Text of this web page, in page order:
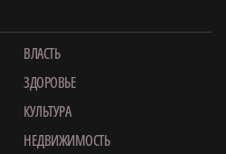
ВЛАСТЬ
ЗДОРОВЬЕ
КУЛЬТУРА
НЕДВИЖИМОСТЬ